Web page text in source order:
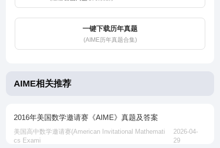
一键下载历年真题
(AIME历年真题合集)
AIME相关推荐
2016年美国数学邀请赛《AIME》真题及答案
美国高中数学邀请赛‌(American Invitational Mathemati
cs Exami
2026-04-
29